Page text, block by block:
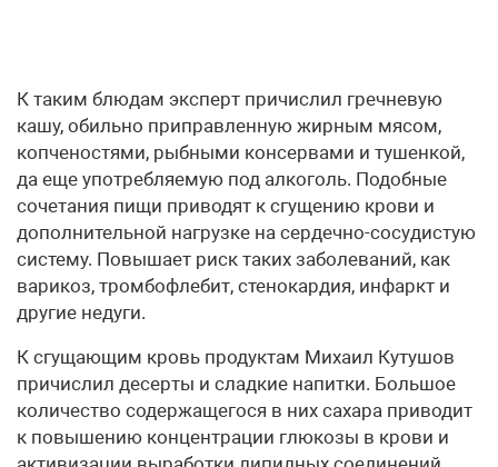
К таким блюдам эксперт причислил гречневую
кашу, обильно приправленную жирным мясом,
копченостями, рыбными консервами и тушенкой,
да еще употребляемую под алкоголь. Подобные
сочетания пищи приводят к сгущению крови и
дополнительной нагрузке на сердечно-сосудистую
систему. Повышает риск таких заболеваний, как
варикоз, тромбофлебит, стенокардия, инфаркт и
другие недуги.
К сгущающим кровь продуктам Михаил Кутушов
причислил десерты и сладкие напитки. Большое
количество содержащегося в них сахара приводит
к повышению концентрации глюкозы в крови и